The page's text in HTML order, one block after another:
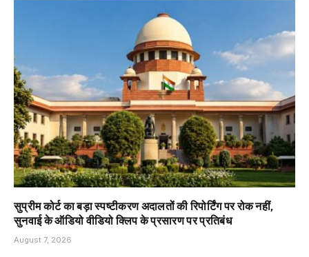
सुप्रीम कोर्ट का बड़ा स्पष्टीकरण अदालतों की रिपोर्टिंग पर रोक नहीं,
सुनवाई के ऑडियो वीडियो क्लिप के प्रसारण पर प्रतिबंध
August 7, 2026